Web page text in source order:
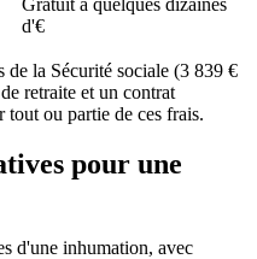
d'€
de la Sécurité sociale (3 839 €
retraite et un contrat
tout ou partie de ces frais.
pour une
d'une inhumation, avec